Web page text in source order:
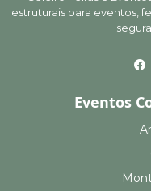
estruturais para eventos,
Eventos